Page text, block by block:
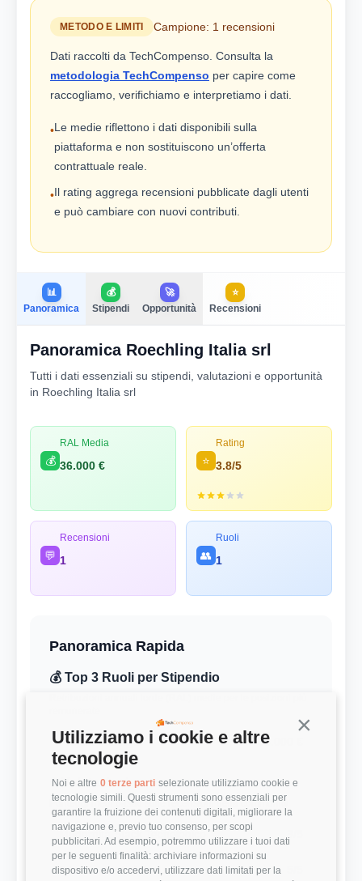
Continua
Utilizziamo i cookie e altre
tecnologie
Noi e altre 0 terze parti selezionate utilizziamo cookie e
tecnologie simili. Questi strumenti sono essenziali per
garantire la fruizione dei contenuti digitali, migliorare la
navigazione e, previo tuo consenso, per scopi
pubblicitari. Ad esempio, potremmo utilizzare i tuoi dati
per le seguenti finalità: archiviare informazioni su
dispositivo e/o accedervi, utilizzare dati limitati per la
METODO E LIMITI Campione: 1 recensioni
Dati raccolti da TechCompenso. Consulta la
metodologia TechCompenso per capire come
raccogliamo, verifichiamo e interpretiamo i dati.
•Le medie riflettono i dati disponibili sulla
piattaforma e non sostituiscono un’offerta
contrattuale reale.
•Il rating aggrega recensioni pubblicate dagli utenti
e può cambiare con nuovi contributi.
📊
Panoramica
💰
Stipendi
🚀
Opportunità
⭐
Recensioni
Panoramica Roechling Italia srl
Tutti i dati essenziali su stipendi, valutazioni e opportunità
in Roechling Italia srl
💰
RAL Media
36.000 € ⭐
Rating
3.8/5
💬
Recensioni
1 👥
Ruoli
1
Panoramica Rapida
💰 Top 3 Ruoli per Stipendio
Project Manager 36.000 €
⭐ Valutazioni
Punteggi medi basati sulle recensioni della community
Modernità Stack Tecnologico
Bilanciamento Vita-Lavoro